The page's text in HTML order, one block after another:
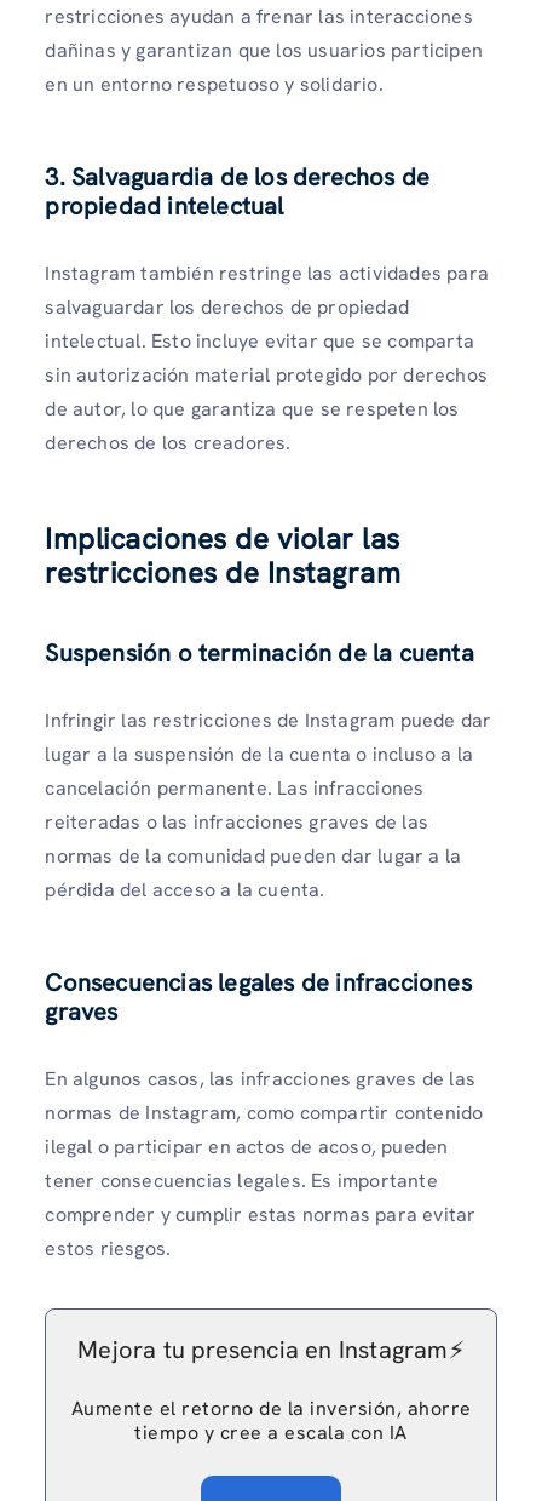
restricciones ayudan a frenar las interacciones
dañinas y garantizan que los usuarios participen
en un entorno respetuoso y solidario.
3. Salvaguardia de los derechos de
propiedad intelectual
Instagram también restringe las actividades para
salvaguardar los derechos de propiedad
intelectual. Esto incluye evitar que se comparta
sin autorización material protegido por derechos
de autor, lo que garantiza que se respeten los
derechos de los creadores.
Implicaciones de violar las
restricciones de Instagram
Suspensión o terminación de la cuenta
Infringir las restricciones de Instagram puede dar
lugar a la suspensión de la cuenta o incluso a la
cancelación permanente. Las infracciones
reiteradas o las infracciones graves de las
normas de la comunidad pueden dar lugar a la
pérdida del acceso a la cuenta.
Consecuencias legales de infracciones
graves
En algunos casos, las infracciones graves de las
normas de Instagram, como compartir contenido
ilegal o participar en actos de acoso, pueden
tener consecuencias legales. Es importante
comprender y cumplir estas normas para evitar
estos riesgos.
Mejora tu presencia en Instagram⚡️
Aumente el retorno de la inversión, ahorre
tiempo y cree a escala con IA